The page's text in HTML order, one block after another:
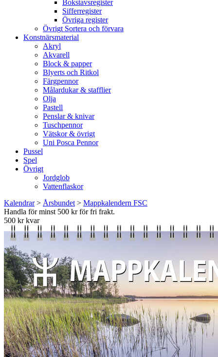
Bokstavsregister
Sifferregister
Övriga register
Övrigt Sortera och förvara
Konstnärsmaterial
Akryl
Akvarell
Block & papper
Blyerts och Ritkol
Färgpennor
Målardukar & stafflier
Olja
Pastell
Penslar & knivar
Tuschpennor
Vätskor & övrigt
Uni Posca Pennor
Pussel
Spel
Övrigt
Jordglob
Vattenflaskor
Kalendrar> Årsbundet > Mappkalendern FSC
Handla för minst 500 kr för fri frakt.
500 kr kvar